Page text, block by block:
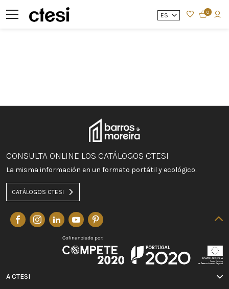
ES 0
CONSULTA ONLINE LOS CATÁLOGOS CTESI
La misma información en un formato portátil y ecológico.
CATÁLOGOS CTESI
A CTESI